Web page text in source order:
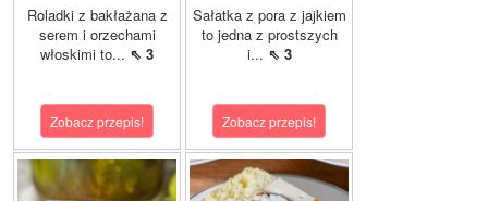
Roladki z bakłażana z
serem i orzechami
włoskimi to... ⇖ 3
Zobacz przepis!
Sałatka z pora z jajkiem
to jedna z prostszych
i... ⇖ 3
Zobacz przepis!